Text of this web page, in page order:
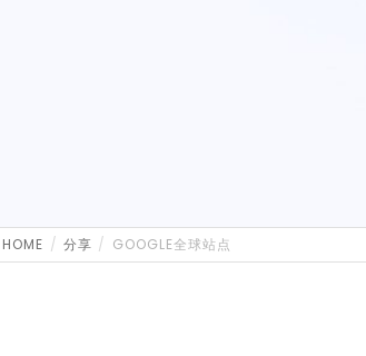
HOME 分享 GOOGLE全球站点